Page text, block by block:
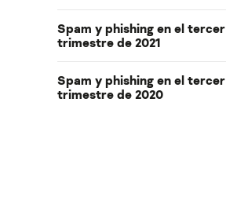
Spam y phishing en el tercer
trimestre de 2021
Spam y phishing en el tercer
trimestre de 2020